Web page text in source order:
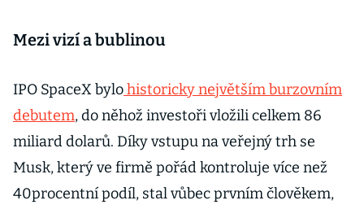
Mezi vizí a bublinou
IPO SpaceX bylohistoricky největším burzovním
debutem, do něhož investoři vložili celkem 86
miliard dolarů. Díky vstupu na veřejný trh se
Musk, který ve firmě pořád kontroluje více než
40procentní podíl, stal vůbec prvním člověkem,